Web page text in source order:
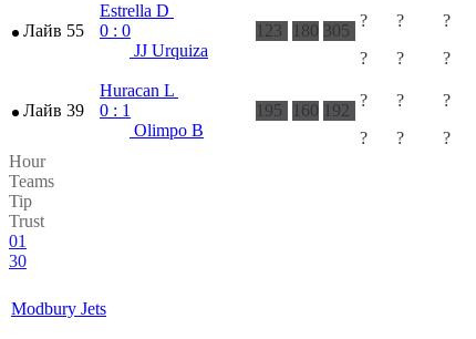
Лайв 55
Estrella D
0 : 0
JJ Urquiza
123 180 305
?
?
?
?
?
?
Лайв 39
Huracan L
0 : 1
Olimpo B
195 160 192
?
?
?
?
?
?
Hour
Teams
Tip
Trust
01
30
Modbury Jets